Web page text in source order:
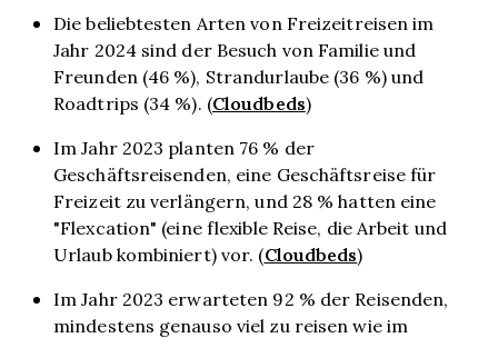
Die beliebtesten Arten von Freizeitreisen im
Jahr 2024 sind der Besuch von Familie und
Freunden (46 %), Strandurlaube (36 %) und
Roadtrips (34 %). (Cloudbeds)
Im Jahr 2023 planten 76 % der
Geschäftsreisenden, eine Geschäftsreise für
Freizeit zu verlängern, und 28 % hatten eine
"Flexcation" (eine flexible Reise, die Arbeit und
Urlaub kombiniert) vor. (Cloudbeds)
Im Jahr 2023 erwarteten 92 % der Reisenden,
mindestens genauso viel zu reisen wie im